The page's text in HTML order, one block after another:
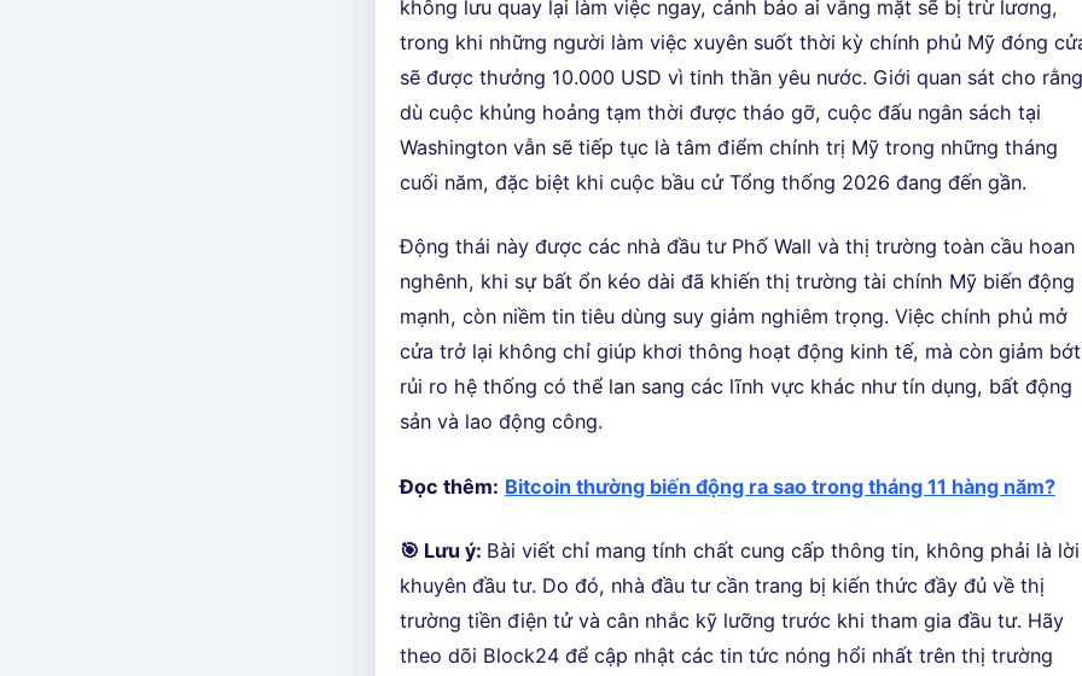
không lưu quay lại làm việc ngay, cảnh báo ai vắng mặt sẽ bị trừ lương,
trong khi những người làm việc xuyên suốt thời kỳ chính phủ Mỹ đóng
sẽ được thưởng 10.000 USD vì tinh thần yêu nước. Giới quan sát cho
dù cuộc khủng hoảng tạm thời được tháo gỡ, cuộc đấu ngân sách tại
Washington vẫn sẽ tiếp tục là tâm điểm chính trị Mỹ trong những tháng
cuối năm, đặc biệt khi cuộc bầu cử Tổng thống 2026 đang đến gần.
Động thái này được các nhà đầu tư Phố Wall và thị trường toàn cầu hoan
nghênh, khi sự bất ổn kéo dài đã khiến thị trường tài chính Mỹ biến động
mạnh, còn niềm tin tiêu dùng suy giảm nghiêm trọng. Việc chính phủ mở
cửa trở lại không chỉ giúp khơi thông hoạt động kinh tế, mà còn giảm bớt
rủi ro hệ thống có thể lan sang các lĩnh vực khác như tín dụng, bất động
sản và lao động công.
Đọc thêm: Bitcoin thường biến động ra sao trong tháng 11 hàng năm?
🎯 Lưu ý: Bài viết chỉ mang tính chất cung cấp thông tin, không phải là lời
khuyên đầu tư. Do đó, nhà đầu tư cần trang bị kiến thức đầy đủ về thị
trường tiền điện tử và cân nhắc kỹ lưỡng trước khi tham gia đầu tư. Hãy
theo dõi Block24 để cập nhật các tin tức nóng hổi nhất trên thị trường